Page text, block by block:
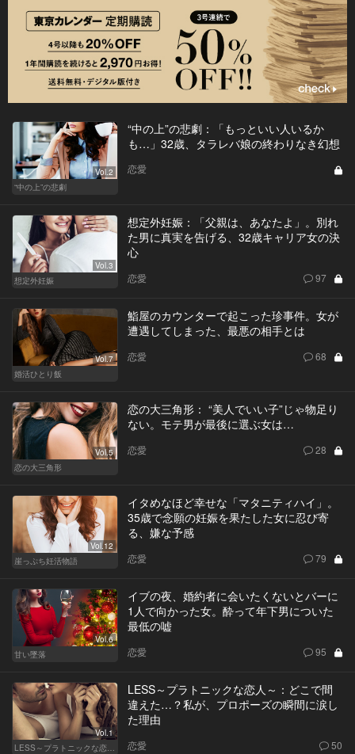
Vol.2
“中の上”の悲劇
“中の上”の悲劇：「もっといい人いるか
も…」32歳、タラレバ娘の終わりなき幻想
恋愛
Vol.3
想定外妊娠
想定外妊娠：「父親は、あなたよ」。別れ
た男に真実を告げる、32歳キャリア女の決
心
恋愛 97
Vol.7
婚活ひとり飯
鮨屋のカウンターで起こった珍事件。女が
遭遇してしまった、最悪の相手とは
恋愛 68
Vol.5
恋の大三角形
恋の大三角形： “美人でいい子”じゃ物足り
ない。モテ男が最後に選ぶ女は…
恋愛 28
Vol.12
崖っぷち妊活物語
イタめなほど幸せな「マタニティハイ」。
35歳で念願の妊娠を果たした女に忍び寄
る、嫌な予感
恋愛 79
Vol.6
甘い墜落
イブの夜、婚約者に会いたくないとバーに
1人で向かった女。酔って年下男についた
最低の嘘
恋愛 95
Vol.1
LESS～プラトニックな恋人～：どこで間
違えた…？私が、プロポーズの瞬間に涙し
た理由
恋愛 50